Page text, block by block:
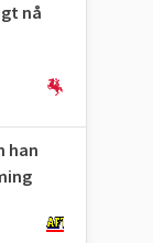
nå
han